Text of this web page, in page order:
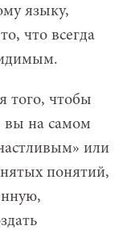
языку,
что всегда
того, чтобы
вы на самом
или
понятий,